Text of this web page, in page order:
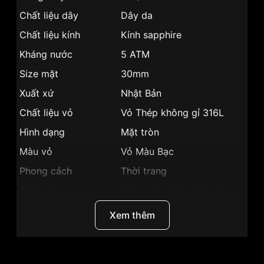
Chất liệu dây
Dây da
Chất liệu kính
Kính sapphire
Kháng nước
5 ATM
Size mặt
30mm
Xuất xứ
Nhật Bản
Chất liệu vỏ
Vỏ Thép không gỉ 316L
Hình dạng
Mặt tròn
Màu vỏ
Vỏ Màu Bạc
Phong cách
Thời trang
5mm
Mặt bạc
Xem thêm